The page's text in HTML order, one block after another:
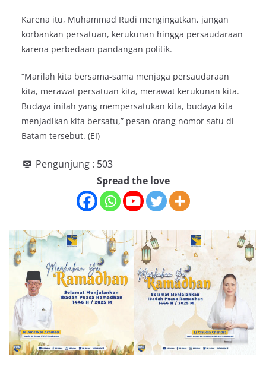
Karena itu, Muhammad Rudi mengingatkan, jangan
korbankan persatuan, kerukunan hingga persaudaraan
karena perbedaan pandangan politik.
“Marilah kita bersama-sama menjaga persaudaraan
kita, merawat persatuan kita, merawat kerukunan kita.
Budaya inilah yang mempersatukan kita, budaya kita
menjadikan kita bersatu,” pesan orang nomor satu di
Batam tersebut. (EI)
Pengunjung : 503
Spread the love